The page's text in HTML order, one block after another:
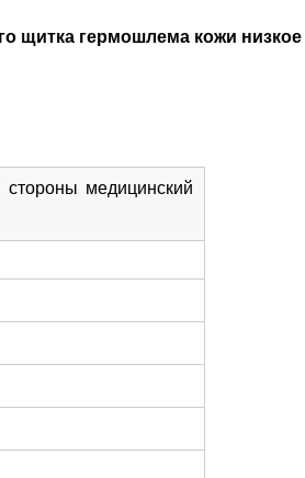
щитка гермошлема кожи
медицинский